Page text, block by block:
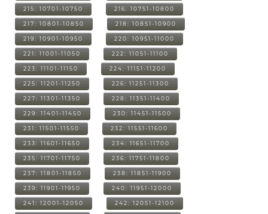
215: 10701-10750 216: 10751-10800
217: 10801-10850 218: 10851-10900
219: 10901-10950 220: 10951-11000
221: 11001-11050 222: 11051-11100
223: 11101-11150 224: 11151-11200
225: 11201-11250 226: 11251-11300
227: 11301-11350 228: 11351-11400
229: 11401-11450 230: 11451-11500
231: 11501-11550 232: 11551-11600
233: 11601-11650 234: 11651-11700
235: 11701-11750 236: 11751-11800
237: 11801-11850 238: 11851-11900
239: 11901-11950 240: 11951-12000
241: 12001-12050 242: 12051-12100